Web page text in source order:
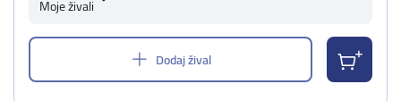
Moje živali
Dodaj žival